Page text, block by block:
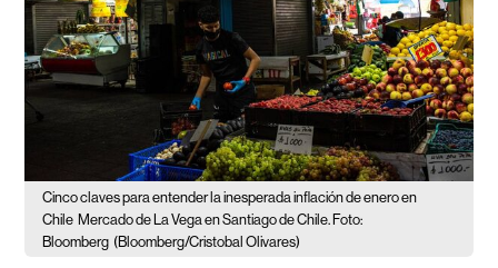
Cinco claves para entender la inesperada inflación de enero en
Chile Mercado de La Vega en Santiago de Chile. Foto:
Bloomberg (Bloomberg/Cristobal Olivares)